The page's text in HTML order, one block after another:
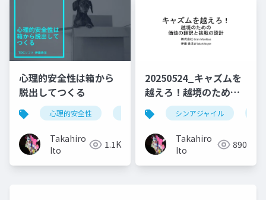
心理的安全性は箱から
脱出してつくる
心理的安全性 アジャイル
Takahiro
Ito
1.1K
20250524_キャズムを
越えろ！越境のための
価値の翻訳と挑戦の設
計
シンアジャイル
Takahiro
Ito
890